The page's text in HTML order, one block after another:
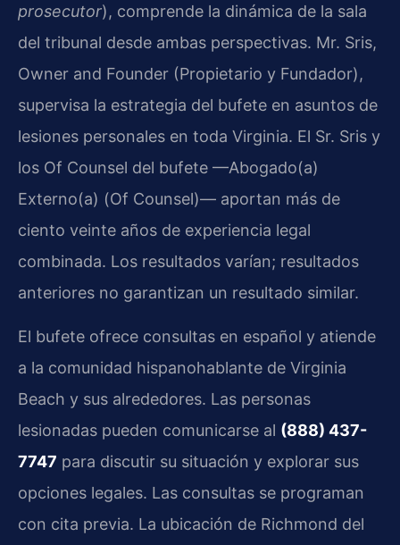
prosecutor), comprende la dinámica de la sala
del tribunal desde ambas perspectivas. Mr. Sris,
Owner and Founder (Propietario y Fundador),
supervisa la estrategia del bufete en asuntos de
lesiones personales en toda Virginia. El Sr. Sris y
los Of Counsel del bufete —Abogado(a)
Externo(a) (Of Counsel)— aportan más de
ciento veinte años de experiencia legal
combinada. Los resultados varían; resultados
anteriores no garantizan un resultado similar.
El bufete ofrece consultas en español y atiende
a la comunidad hispanohablante de Virginia
Beach y sus alrededores. Las personas
lesionadas pueden comunicarse al (888) 437-
7747 para discutir su situación y explorar sus
opciones legales. Las consultas se programan
con cita previa. La ubicación de Richmond del